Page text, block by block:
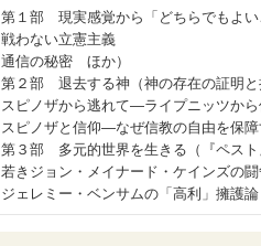
第１部 現実感覚から「どちらでもよい
戦わない立憲主義
通信の秘密 ほか）
第２部 退去する神（神の存在の証明と
スピノザから逃れて―ライプニッツか
スピノザと信仰―なぜ信教の自由を保
第３部 多元的世界を生きる（『ペスト
若きジョン・メイナード・ケインズの闘
ジェレミー・ベンサムの「高利」擁護